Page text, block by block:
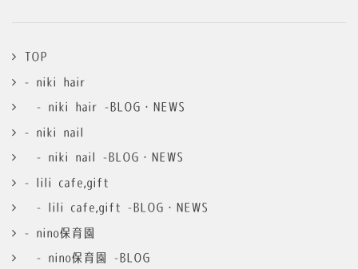
TOP
- niki hair
- niki hair -BLOG・NEWS
- niki nail
- niki nail -BLOG・NEWS
- lili cafe,gift
- lili cafe,gift -BLOG・NEWS
- nino保育園
- nino保育園 -BLOG